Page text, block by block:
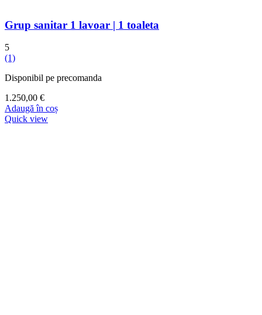
Grup sanitar 1 lavoar | 1 toaleta
5
(1)
Disponibil pe precomanda
1.250,00 €
Adaugă în coș
Quick view